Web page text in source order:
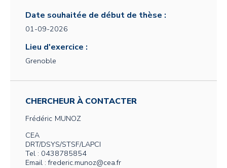
Date souhaitée de début de thèse :
01-09-2026
Lieu d'exercice :
Grenoble
CHERCHEUR À CONTACTER
Frédéric MUNOZ
CEA
DRT/DSYS/STSF/LAPCI
Tel : 0438785854
Email : frederic.munoz@cea.fr